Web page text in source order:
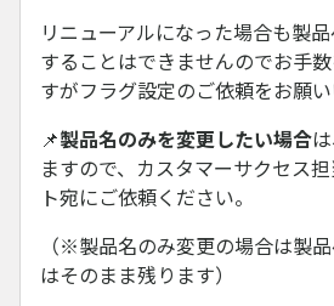
リニューアルになった場合も製
することはできませんのでお手
すがフラグ設定のご依頼をお願い
📌製品名のみを変更したい場合
ますので、カスタマーサクセス
ト宛にご依頼ください。
（※製品名のみ変更の場合は製
はそのまま残ります）